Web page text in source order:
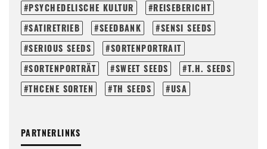
PSYCHEDELISCHE KULTUR
REISEBERICHT
SATIRETRIEB
SEEDBANK
SENSI SEEDS
SERIOUS SEEDS
SORTENPORTRAIT
SORTENPORTRÄT
SWEET SEEDS
T.H. SEEDS
THCENE SORTEN
TH SEEDS USA
PARTNERLINKS